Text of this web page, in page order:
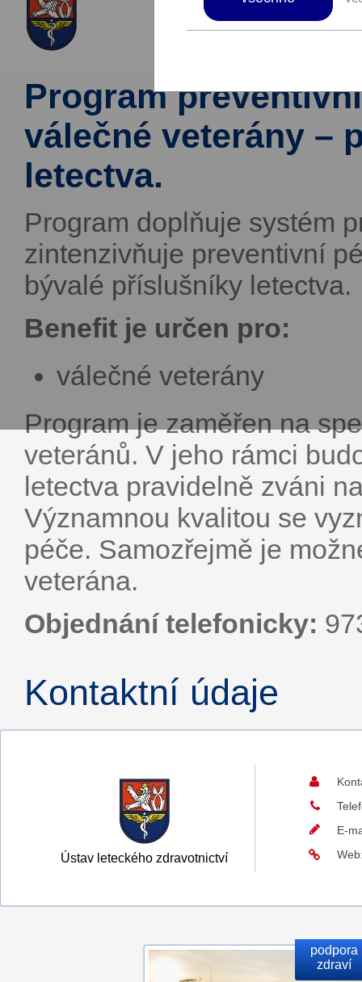
Program
válečné veterány –
letectva.
Program doplňuje systém
zintenzivňuje preventivní
bývalé příslušníky letectva.
Benefit je určen pro:
válečné veterány
Program je zaměřen na
veteránů. V jeho rámci
letectva pravidelně zváni
Významnou kvalitou se
péče. Samozřejmě je
veterána.
Objednání telefonicky:
Kontaktní údaje
Ústav leteckého zdravotnictví
E-
podpora
zdraví